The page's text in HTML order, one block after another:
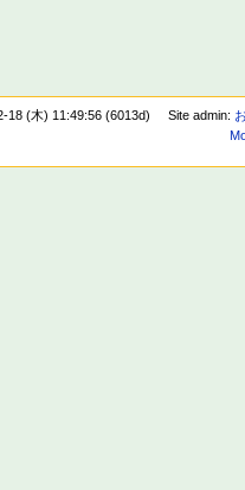
18 (木) 11:49:56 (6013d) Site admin: